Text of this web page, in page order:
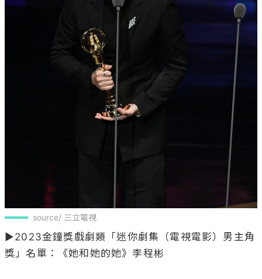
source/ 三立電視
▶2023金鐘獎戲劇類「迷你劇集（電視電影）男主角
獎」名單：《她和她的她》李程彬